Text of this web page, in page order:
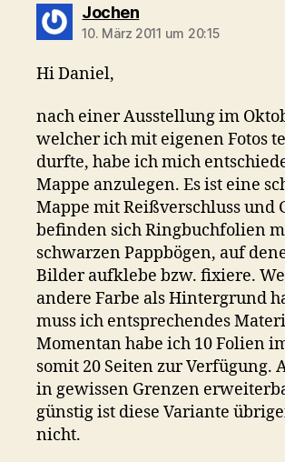
Jochensagt:
10. März 2011 um 20:15
Hi Daniel,
nach einer Ausstellung im
welcher ich mit eigenen Fotos
durfte, habe ich mich
Mappe anzulegen. Es ist eine
Mappe mit Reißverschluss und
befinden sich Ringbuchfolien
schwarzen Pappbögen, auf
Bilder aufklebe bzw. fixiere.
andere Farbe als Hintergrund
muss ich entsprechendes
Momentan habe ich 10 Folien
somit 20 Seiten zur Verfügung.
in gewissen Grenzen
günstig ist diese Variante
nicht.